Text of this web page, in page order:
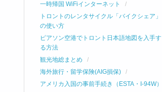
一時帰国 WiFiインターネット
トロントのレンタサイクル「バイクシェア」
の使い方
ピアソン空港でトロント日本語地図を入手す
る方法
観光地総まとめ
海外旅行・留学保険(AIG損保)
アメリカ入国の事前手続き（ESTA・I-94W）